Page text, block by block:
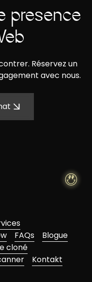
présence
Réservez un
avec nous.
FAQs
Blogue
cloné
Kontakt